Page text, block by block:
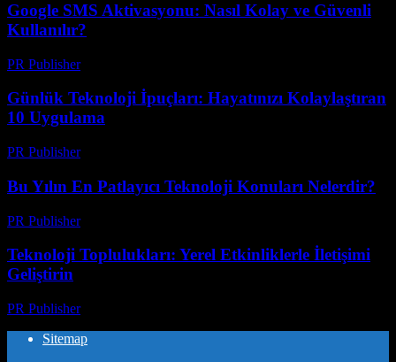
Google SMS Aktivasyonu: Nasıl Kolay ve Güvenli
Kullanılır?
PR Publisher-
Günlük Teknoloji İpuçları: Hayatınızı Kolaylaştıran
10 Uygulama
PR Publisher-
Bu Yılın En Patlayıcı Teknoloji Konuları Nelerdir?
PR Publisher-
Teknoloji Toplulukları: Yerel Etkinliklerle İletişimi
Geliştirin
PR Publisher-
Sitemap